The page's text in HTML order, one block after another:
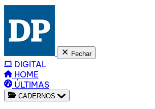
Fechar
DIGITAL
HOME
ÚLTIMAS
CADERNOS